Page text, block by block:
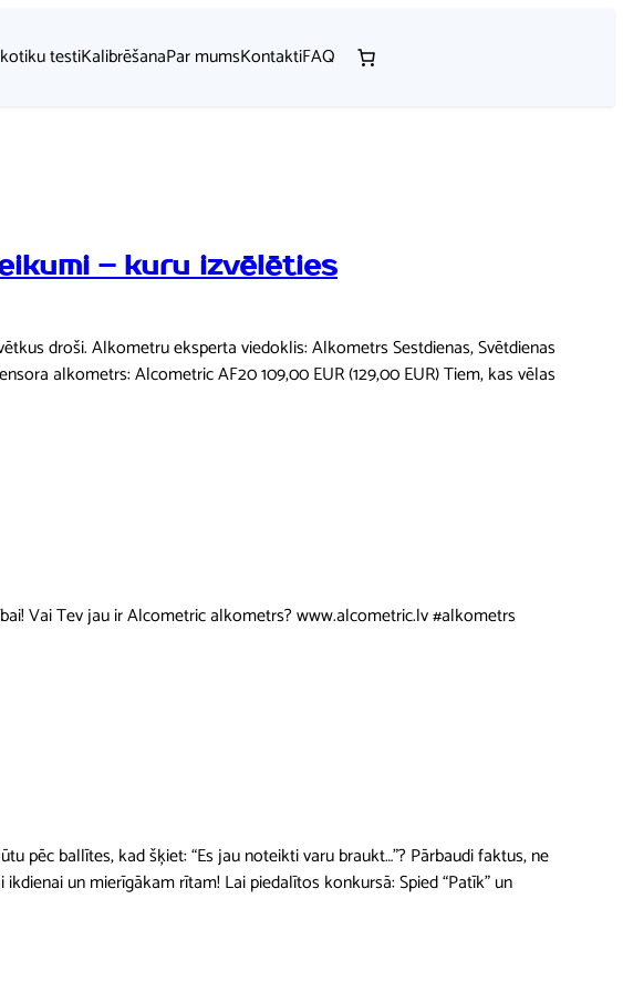
testiKalibrēšanaPar mumsKontaktiFAQ
– kuru izvēlēties
droši. Alkometru eksperta viedoklis: Alkometrs Sestdienas, Svētdienas
alkometrs: Alcometric AF20 109,00 EUR (129,00 EUR) Tiem, kas vēlas
Vai Tev jau ir Alcometric alkometrs? www.alcometric.lv #alkometrs
pēc ballītes, kad šķiet: “Es jau noteikti varu braukt…”? Pārbaudi faktus, ne
un mierīgākam rītam! Lai piedalītos konkursā: Spied “Patīk” un